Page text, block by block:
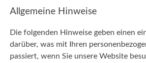
Historie
Geschäftsführung
Edelstahl & Aluminium
Hydraulik
Industrieschlauchtechnik
Arbeiten bei Cornels
Stellenangebote
Ausbildung
Allgemeine Hinweise
Die folgenden Hinweise geben einen
darüber, was mit Ihren
passiert, wenn Sie unsere Website